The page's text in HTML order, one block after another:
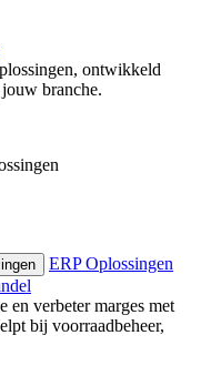
ontwikkeld
branche.
ERP Oplossingen
en verbeter marges met
bij voorraadbeheer,